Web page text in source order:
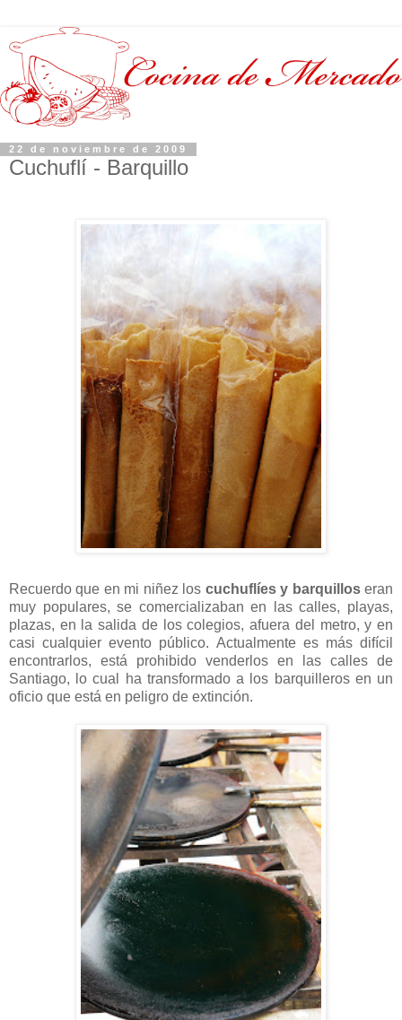
22 de noviembre de 2009
Cuchuflí - Barquillo
Recuerdo que en mi niñez los cuchuflíes y barquilloseran
muy populares, se comercializaban en las calles, playas,
plazas, en la salida de los colegios, afuera del metro, y en
casi cualquier evento público. Actualmente es más difícil
encontrarlos, está prohibido venderlos en las calles de
Santiago, lo cual ha transformado a los barquilleros en un
oficio que está en peligro de extinción.